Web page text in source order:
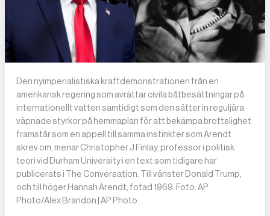
Den nyimperialistiska kraftdemonstrationen från en
amerikansk regering som avrättar civila båtbesättningar på
internationellt vatten samtidigt som den sätter in reguljära
väpnade styrkor på hemmaplan för att bekämpa brottslighet
framstår som en appell till samma instinkter som Arendt
skrev om, menar Christopher J Finlay, professor i politisk
teori vid Durham University i en text som tidigare har
publicerats i The Conversation. Till vänster Donald Trump,
och till höger Hannah Arendt, fotad 1969. Foto: AP
Photo/Alex Brandon | AP Photo